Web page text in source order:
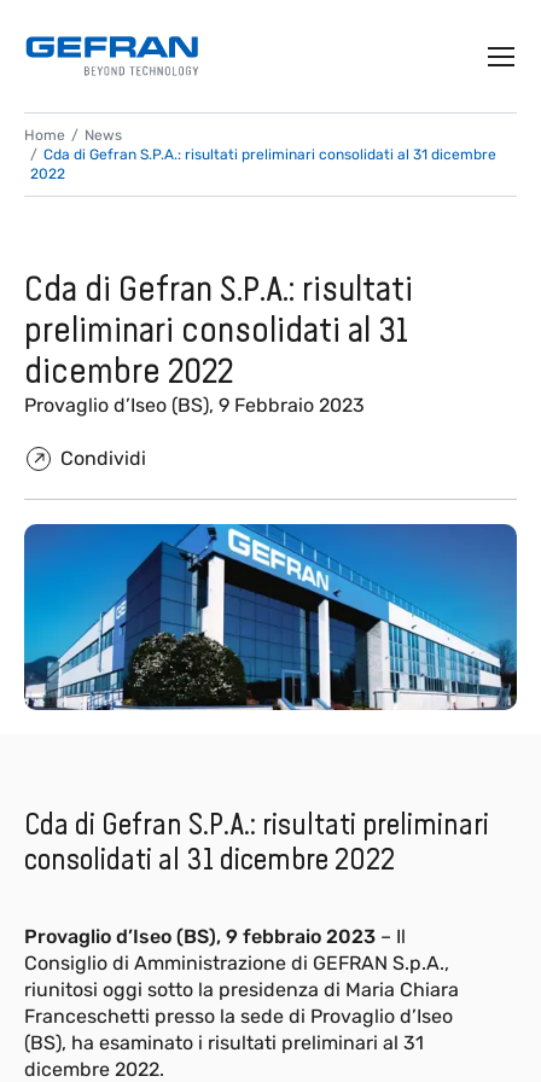
Home
News
Cda di Gefran S.P.A.: risultati preliminari consolidati al 31 dicembre
2022
Cda di Gefran S.P.A.: risultati
preliminari consolidati al 31
dicembre 2022
Provaglio d’Iseo (BS), 9 Febbraio 2023
Condividi
Cda di Gefran S.P.A.: risultati preliminari
consolidati al 31 dicembre 2022
Provaglio d’Iseo (BS), 9 febbraio 2023 – Il
Consiglio di Amministrazione di GEFRAN S.p.A.,
riunitosi oggi sotto la presidenza di Maria Chiara
Franceschetti presso la sede di Provaglio d’Iseo
(BS), ha esaminato i risultati preliminari al 31
dicembre 2022.